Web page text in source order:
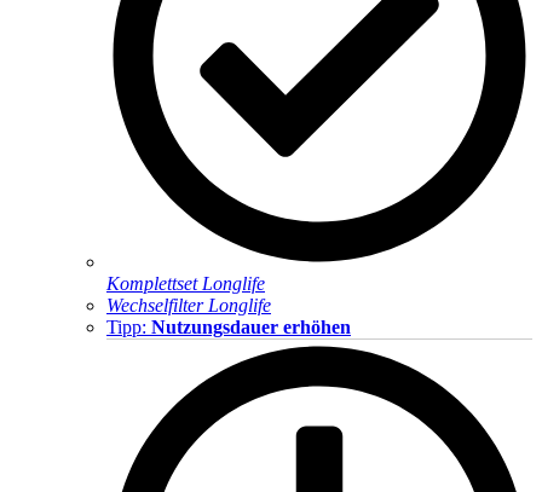
Komplettset Longlife
Wechselfilter Longlife
Tipp: Nutzungsdauer erhöhen